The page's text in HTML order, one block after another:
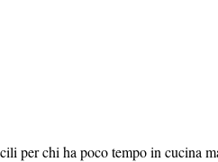
per chi ha poco tempo in cucina